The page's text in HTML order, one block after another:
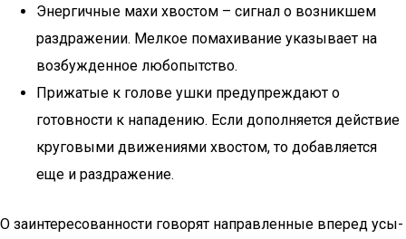
Энергичные махи хвостом – сигнал о возникшем
раздражении. Мелкое помахивание указывает на
возбужденное любопытство.
Прижатые к голове ушки предупреждают о
готовности к нападению. Если дополняется действие
круговыми движениями хвостом, то добавляется
еще и раздражение.
О заинтересованности говорят направленные вперед усы-